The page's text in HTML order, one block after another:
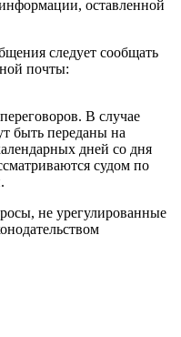
оставленной
следует сообщать
почты:
В случае
быть переданы на
дней со дня
судом по
не урегулированные